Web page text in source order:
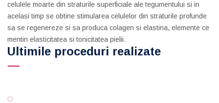
celulele moarte din straturile superficiale ale tegumentului si in
acelasi timp se obtine stimularea celulelor din straturile profunde
sa se regenereze si sa produca colagen si elastina, elemente ce
mentin elasticitatea si tonicitatea pielii.
Ultimile proceduri realizate